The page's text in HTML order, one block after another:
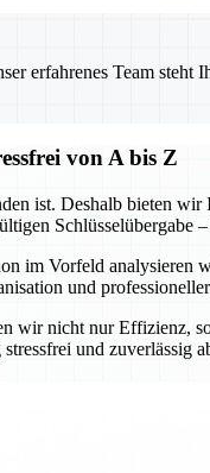
erfahrenes Team
von A bis Z
ist. Deshalb bieten
im Vorfeld
und
wir nicht nur Effizienz,
und